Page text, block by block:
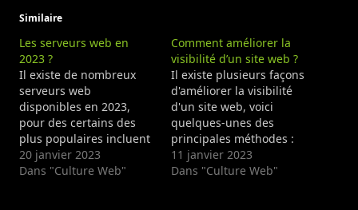
Similaire
Les serveurs web en
2023 ?
Il existe de nombreux
serveurs web
disponibles en 2023,
pour des certains des
plus populaires incluent
: Apache : un serveur
web open-source très
20 janvier 2023
Dans "Culture Web"
Comment améliorer la
visibilité d’un site web ?
Il existe plusieurs façons
d'améliorer la visibilité
d'un site web, voici
quelques-unes des
principales méthodes :
Optimisation pour les
moteurs de recherche
11 janvier 2023
Dans "Culture Web"